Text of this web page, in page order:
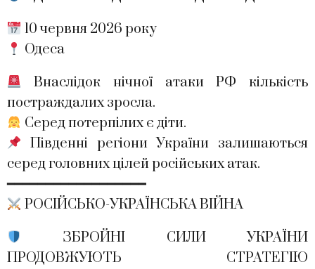
10 червня 2026 року
Одеса
Внаслідок нічної атаки РФ кількість
постраждалих зросла.
Серед потерпілих є діти.
Південні регіони України залишаються
серед головних цілей російських атак.
━━━━━━━━━━━━━━━━━━
РОСІЙСЬКО-УКРАЇНСЬКА ВІЙНА
ЗБРОЙНІ СИЛИ УКРАЇНИ
ПРОДОВЖУЮТЬ СТРАТЕГІЮ